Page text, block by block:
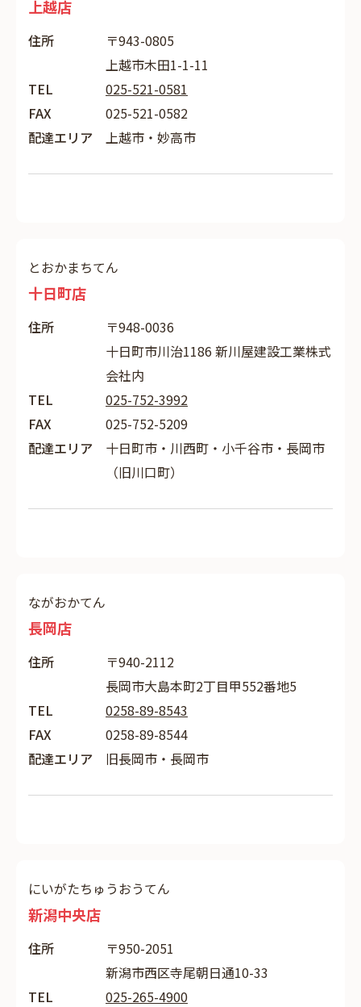
上越店
住所
〒943-0805
上越市木田1-1-11
TEL
025-521-0581
FAX
025-521-0582
配達エリア
上越市・妙高市
とおかまちてん
十日町店
住所
〒948-0036
十日町市川治1186 新川屋建設工業株式
会社内
TEL
025-752-3992
FAX
025-752-5209
配達エリア
十日町市・川西町・小千谷市・長岡市
（旧川口町）
ながおかてん
長岡店
住所
〒940-2112
長岡市大島本町2丁目甲552番地5
TEL
0258-89-8543
FAX
0258-89-8544
配達エリア
旧長岡市・長岡市
にいがたちゅうおうてん
新潟中央店
住所
〒950-2051
新潟市西区寺尾朝日通10-33
TEL
025-265-4900